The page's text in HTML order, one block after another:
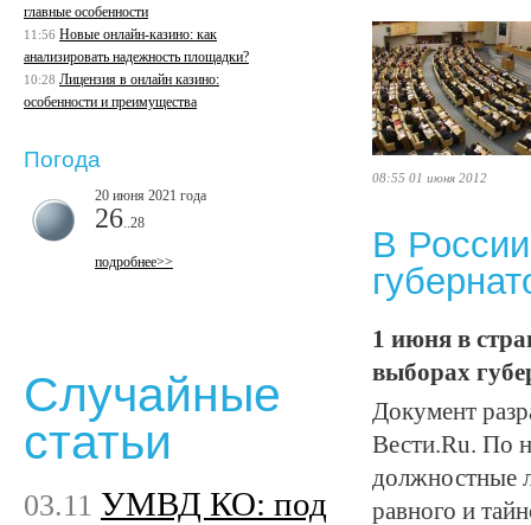
08:55 01 июня 2012
В
1 июня в
выборах
Документ
Вести.Ru. По
должностные
равного и
главные особенности
11:56 Новые онлайн-казино: как
анализировать надежность площадки?
10:28 Лицензия в онлайн казино:
особенности и преимущества
Погода
20 июня 2021 года
26 ..28
подробнее>>
Случайные
статьи
03.11 УМВД КО: под